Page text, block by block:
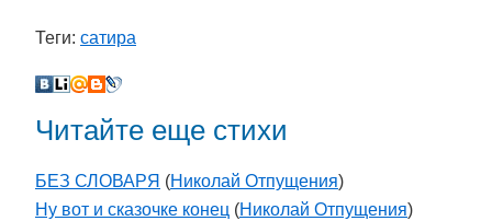
Теги: сатира
Читайте еще стихи
БЕЗ СЛОВАРЯ (Николай Отпущения)
Ну вот и сказочке конец (Николай Отпущения)